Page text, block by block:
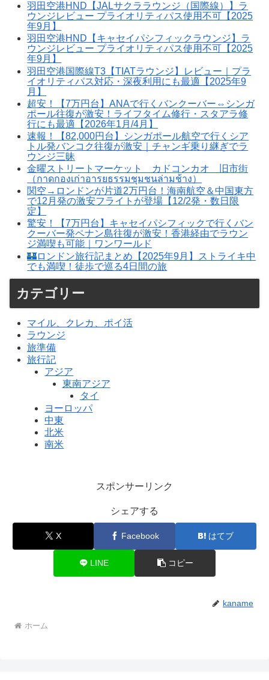
羽田空港HND【JALサクララウンジ（国際線）】ラ
ウンジレビュー プライオリティパス使用不可【2025
年9月】
羽田空港HND【キャセイパシフィックラウンジ】ラ
ウンジレビュー プライオリティパス使用不可【2025
年9月】
羽田空港国際線T3【TIATラウンジ】レビュー｜プラ
イオリティパス対応・深夜利用にも最適【2025年9
月】
超安！【7万円台】ANAで行くバンクーバー⇔シンガ
ポール往復が激安！ライフタイム修行・スタアラ修
行にも最適【2026年1月/4月】
速報！【82,000円台】シンガポール航空で行くシア
トル発バンコク往復が激安｜チャンギ乗り継ぎでラ
ウンジ三昧
金曜ストリートマーケット カドコンカオ 旧市街
（กาดกองเก่าอารยธรรมชุมชนล่ามช้าง）
関空→ロンドンが片道2万円台！海南航空＆中国東方
で12月発の激安フライトが登場【12/2発・数日限
定】
驚安！【7万円台】キャセイパシフィックで行くバン
クーバー発ペナン島往復が激安！香港経由でラウン
ジ満喫も可能｜ワンワールド
🏰ロンドン旅行記まとめ【2025年9月】ストライキ中
でも満喫！徒歩で巡る4日間の旅
カテゴリー
マイル、クレカ、ポイ活
ラウンジ
旅準備
旅行記
アジア
東南アジア
タイ
ヨーロッパ
中東
北米
南米
スポンサーリンク
シェアする
X Facebook はてブ
LINE コピー
kaname
ホーム